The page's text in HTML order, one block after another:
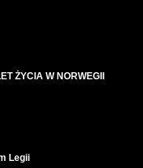
ŻYCIA W NORWEGII
Legii